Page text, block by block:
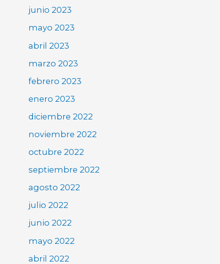
junio 2023
mayo 2023
abril 2023
marzo 2023
febrero 2023
enero 2023
diciembre 2022
noviembre 2022
octubre 2022
septiembre 2022
agosto 2022
julio 2022
junio 2022
mayo 2022
abril 2022